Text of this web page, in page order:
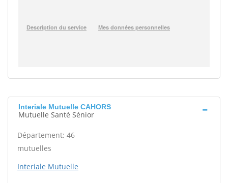
Interiale Mutuelle CAHORS
Mutuelle Santé Sénior
Département: 46
mutuelles
Interiale Mutuelle